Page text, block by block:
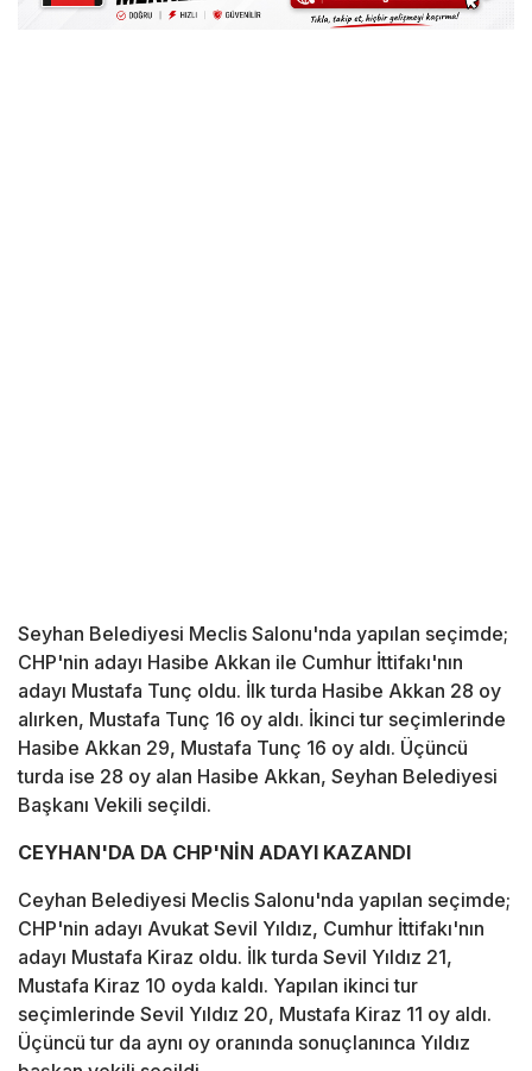
Seyhan Belediyesi Meclis Salonu'nda yapılan seçimde;
CHP'nin adayı Hasibe Akkan ile Cumhur İttifakı'nın
adayı Mustafa Tunç oldu. İlk turda Hasibe Akkan 28 oy
alırken, Mustafa Tunç 16 oy aldı. İkinci tur seçimlerinde
Hasibe Akkan 29, Mustafa Tunç 16 oy aldı. Üçüncü
turda ise 28 oy alan Hasibe Akkan, Seyhan Belediyesi
Başkanı Vekili seçildi.
CEYHAN'DA DA CHP'NİN ADAYI KAZANDI
Ceyhan Belediyesi Meclis Salonu'nda yapılan seçimde;
CHP'nin adayı Avukat Sevil Yıldız, Cumhur İttifakı'nın
adayı Mustafa Kiraz oldu. İlk turda Sevil Yıldız 21,
Mustafa Kiraz 10 oyda kaldı. Yapılan ikinci tur
seçimlerinde Sevil Yıldız 20, Mustafa Kiraz 11 oy aldı.
Üçüncü tur da aynı oy oranında sonuçlanınca Yıldız